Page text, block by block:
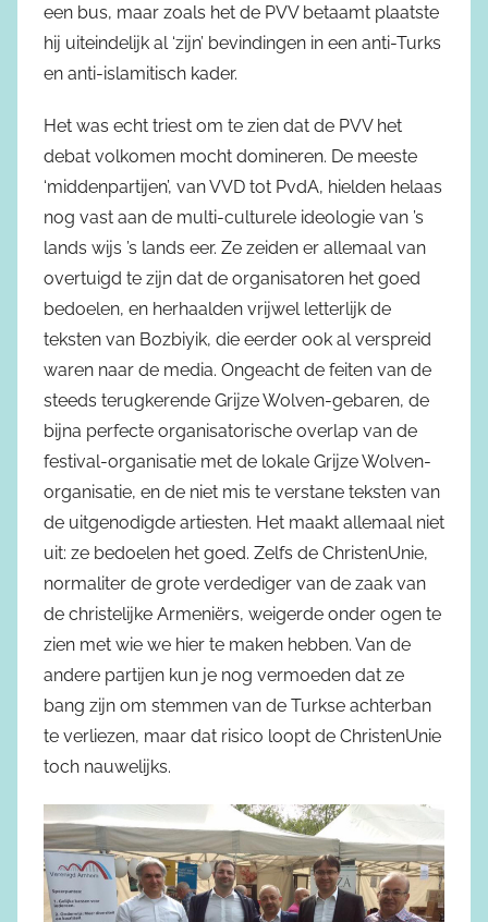
een bus, maar zoals het de PVV betaamt plaatste
hij uiteindelijk al ‘zijn’ bevindingen in een anti-Turks
en anti-islamitisch kader.
Het was echt triest om te zien dat de PVV het
debat volkomen mocht domineren. De meeste
‘middenpartijen’, van VVD tot PvdA, hielden helaas
nog vast aan de multi-culturele ideologie van ’s
lands wijs ’s lands eer. Ze zeiden er allemaal van
overtuigd te zijn dat de organisatoren het goed
bedoelen, en herhaalden vrijwel letterlijk de
teksten van Bozbiyik, die eerder ook al verspreid
waren naar de media. Ongeacht de feiten van de
steeds terugkerende Grijze Wolven-gebaren, de
bijna perfecte organisatorische overlap van de
festival-organisatie met de lokale Grijze Wolven-
organisatie, en de niet mis te verstane teksten van
de uitgenodigde artiesten. Het maakt allemaal niet
uit: ze bedoelen het goed. Zelfs de ChristenUnie,
normaliter de grote verdediger van de zaak van
de christelijke Armeniërs, weigerde onder ogen te
zien met wie we hier te maken hebben. Van de
andere partijen kun je nog vermoeden dat ze
bang zijn om stemmen van de Turkse achterban
te verliezen, maar dat risico loopt de ChristenUnie
toch nauwelijks.